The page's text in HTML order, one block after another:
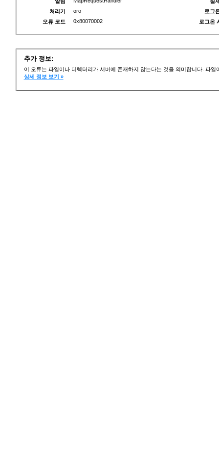
처리기
oro
오류 코드
0x80070002
로그
로그온
추가 정보:
이 오류는 파일이나 디렉터리가 서버에 존재하지 않는다는 것을 의미합니다. 파
상세 정보 보기 »